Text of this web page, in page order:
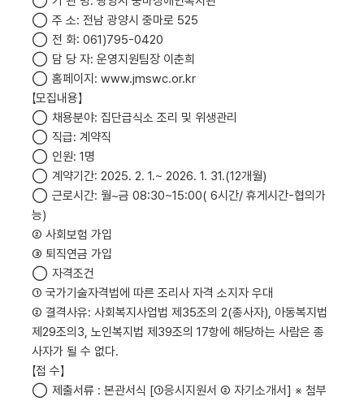
◯ 주 소:전남 광양시 중마로 525
◯ 전 화: 061)795-0420
◯ 담 당 자:운영지원팀장 이춘희
◯ 홈페이지 :www.jmswc.or.kr
【모집내용】
◯ 채용분야: 집단급식소 조리 및 위생관리
◯ 직급:계약직
◯ 인원:1명
◯ 계약기간: 2025. 2. 1.~ 2026. 1. 31.(12개월)
◯ 근로시간: 월~금08:30~15:00( 6시간/휴게시간-협의가
능)
② 사회보험 가입
③ 퇴직연금 가입
◯ 자격조건
① 국가기술자격법에 따른 조리사 자격 소지자 우대
② 결격사유:사회복지사업법 제 35조의2(종사자), 아동복지법
제29조의 3,노인복지법 제 39조의17항에 해당하는 사람은 종
사자가 될 수 없다.
【접 수】
◯ 제출서류 :본관서식 [①응시지원서 ② 자기소개서] ※ 첨부